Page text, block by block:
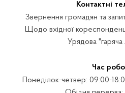
Контактні
Звернення громадян та
Щодо вхідної
Урядова "гаряча
Час
Понеділок-четвер: 09:00-